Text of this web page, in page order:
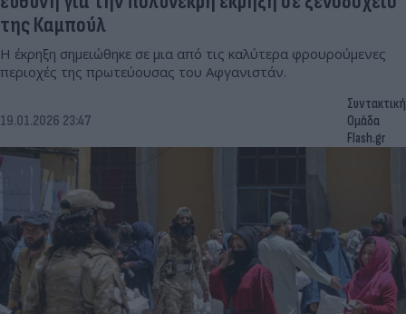
της Καμπούλ
Η έκρηξη σημειώθηκε σε μια από τις καλύτερα φρουρούμενες
περιοχές της πρωτεύουσας του Αφγανιστάν.
19.01.2026 23:47
Συντακτική
Ομάδα
Flash.gr